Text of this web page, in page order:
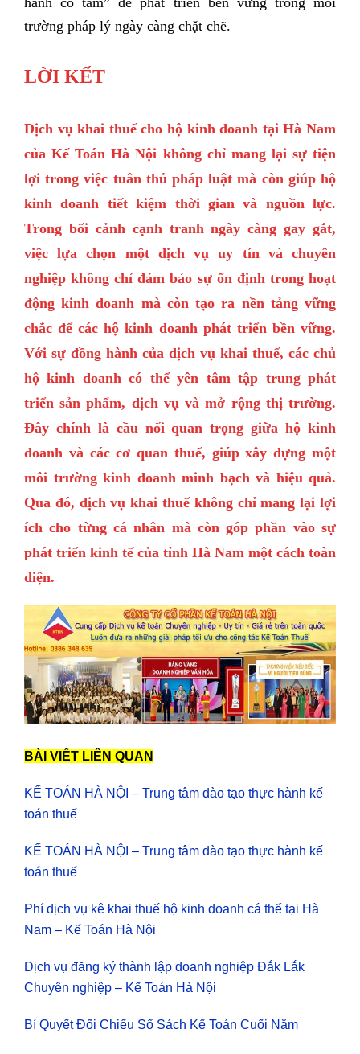
trường pháp lý ngày càng chặt chẽ.
LỜI KẾT
Dịch vụ khai thuế cho hộ kinh doanh tại Hà Nam
của Kế Toán Hà Nội không chỉ mang lại sự tiện
lợi trong việc tuân thủ pháp luật mà còn giúp hộ
kinh doanh tiết kiệm thời gian và nguồn lực.
Trong bối cảnh cạnh tranh ngày càng gay gắt,
việc lựa chọn một dịch vụ uy tín và chuyên
nghiệp không chỉ đảm bảo sự ổn định trong hoạt
động kinh doanh mà còn tạo ra nền tảng vững
chắc để các hộ kinh doanh phát triển bền vững.
Với sự đồng hành của dịch vụ khai thuế, các chủ
hộ kinh doanh có thể yên tâm tập trung phát
triển sản phẩm, dịch vụ và mở rộng thị trường.
Đây chính là cầu nối quan trọng giữa hộ kinh
doanh và các cơ quan thuế, giúp xây dựng một
môi trường kinh doanh minh bạch và hiệu quả.
Qua đó, dịch vụ khai thuế không chỉ mang lại lợi
ích cho từng cá nhân mà còn góp phần vào sự
phát triển kinh tế của tỉnh Hà Nam một cách toàn
diện.
BÀI VIẾT LIÊN QUAN
KẾ TOÁN HÀ NỘI – Trung tâm đào tạo thực hành kế
toán thuế
KẾ TOÁN HÀ NỘI – Trung tâm đào tạo thực hành kế
toán thuế
Phí dịch vụ kê khai thuế hộ kinh doanh cá thể tại Hà
Nam – Kế Toán Hà Nội
Dịch vụ đăng ký thành lập doanh nghiệp Đắk Lắk
Chuyên nghiệp – Kế Toán Hà Nội
Bí Quyết Đối Chiếu Sổ Sách Kế Toán Cuối Năm